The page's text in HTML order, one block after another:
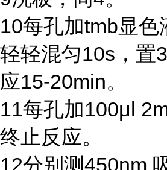
10每孔加tmb显色
轻轻混匀10s ，置
应15-20min。
11每孔加100μl
终止反应。
12分别测 450nm